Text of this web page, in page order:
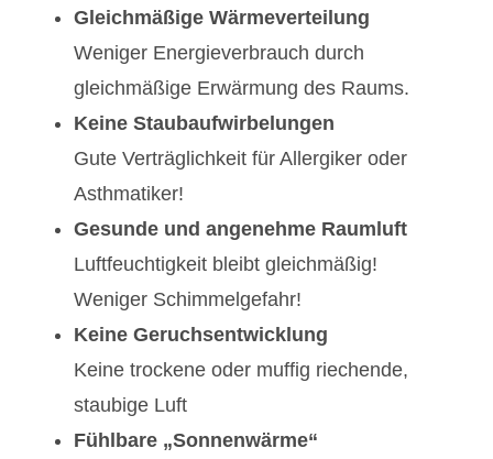
Gleichmäßige Wärmeverteilung
Weniger Energieverbrauch durch
gleichmäßige Erwärmung des Raums.
Keine Staubaufwirbelungen
Gute Verträglichkeit für Allergiker oder
Asthmatiker!
Gesunde und angenehme Raumluft
Luftfeuchtigkeit bleibt gleichmäßig!
Weniger Schimmelgefahr!
Keine Geruchsentwicklung
Keine trockene oder muffig riechende,
staubige Luft
Fühlbare „Sonnenwärme“